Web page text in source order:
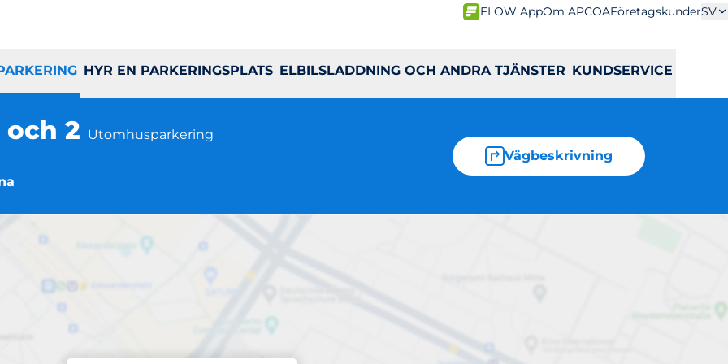
FLOW AppOm APCOAFöretagskunderSV
HYR EN PARKERINGSPLATS ELBILSLADDNING OCH ANDRA TJÄNSTER KUNDSERVICE
2 Utomhusparkering
Vägbeskrivning
Vörten 1 och 2